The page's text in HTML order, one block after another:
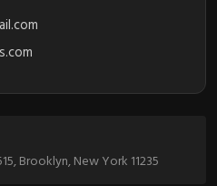
Brooklyn, New York 11235